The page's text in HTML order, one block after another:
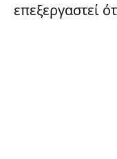
επεξεργαστεί